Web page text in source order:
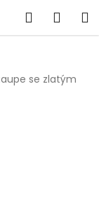
Hledat
se zlatým